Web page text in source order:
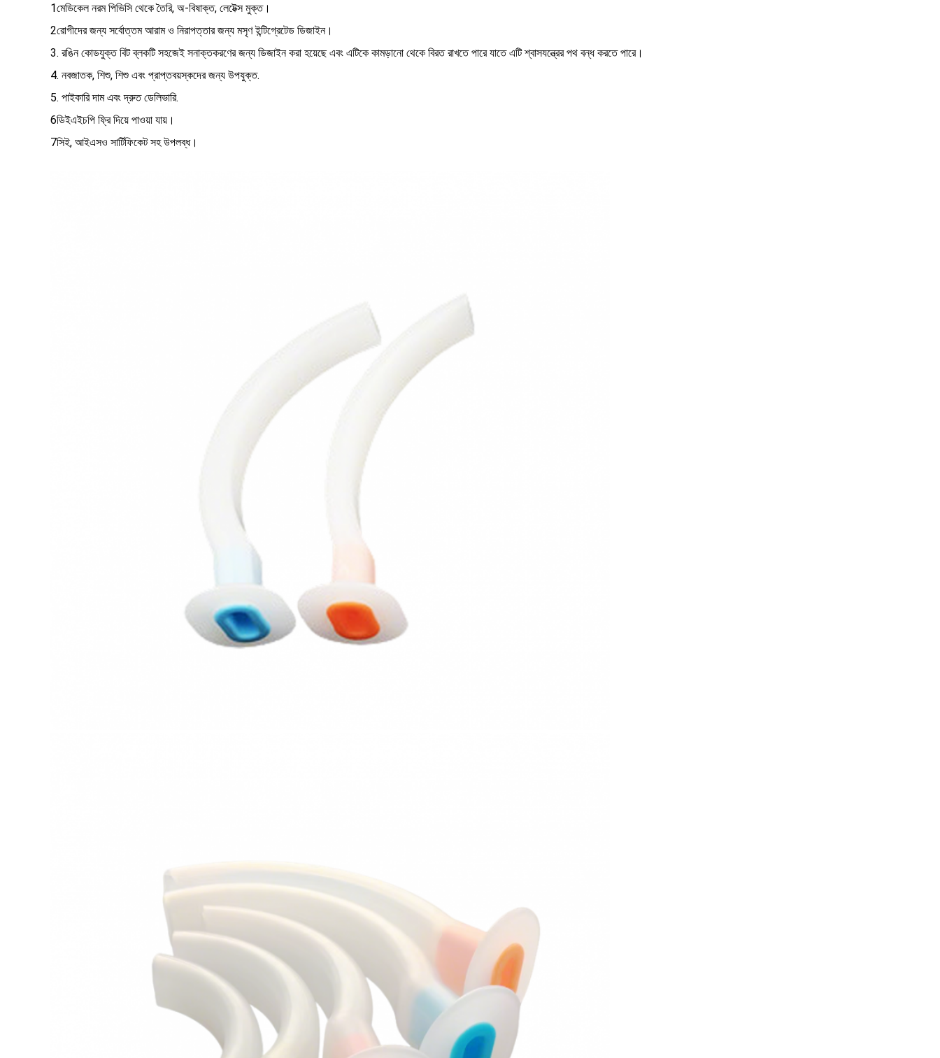
1মেডিকেল নরম পিভিসি থেকে তৈরি, অ-বিষাক্ত, লেটেক্স মুক্ত।
2রোগীদের জন্য সর্বোত্তম আরাম ও নিরাপত্তার জন্য মসৃণ ইন্টিগ্রেটেড ডিজাইন।
3. রঙিন কোডযুক্ত বিট ব্লকটি সহজেই সনাক্তকরণের জন্য ডিজাইন করা হয়েছে এবং এটিকে কামড়ানো থেকে বিরত রাখতে পারে যাতে এটি শ্বাসযন্ত্রের পথ বন্ধ করতে পারে।
4. নবজাতক, শিশু, শিশু এবং প্রাপ্তবয়স্কদের জন্য উপযুক্ত.
5. পাইকারি দাম এবং দ্রুত ডেলিভারি.
6ডিইএইচপি ফ্রি দিয়ে পাওয়া যায়।
7সিই, আইএসও সার্টিফিকেট সহ উপলব্ধ।